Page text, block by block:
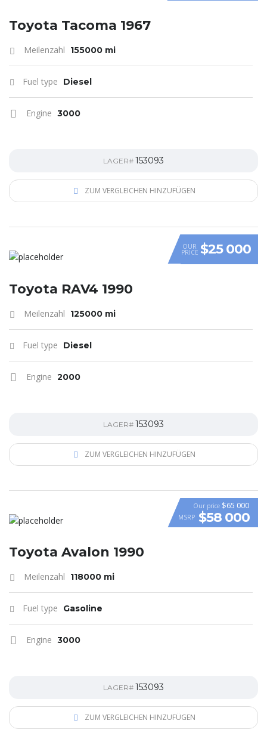
Toyota Tacoma 1967
Meilenzahl 155000 mi
Fuel type Diesel
Engine 3000
LAGER# 153093
ZUM VERGLEICHEN HINZUFÜGEN
OUR
PRICE $25 000
Toyota RAV4 1990
Meilenzahl 125000 mi
Fuel type Diesel
Engine 2000
LAGER# 153093
ZUM VERGLEICHEN HINZUFÜGEN
VIDEO
Our price $65 000
MSRP $58 000
Toyota Avalon 1990
Meilenzahl 118000 mi
Fuel type Gasoline
Engine 3000
LAGER# 153093
ZUM VERGLEICHEN HINZUFÜGEN